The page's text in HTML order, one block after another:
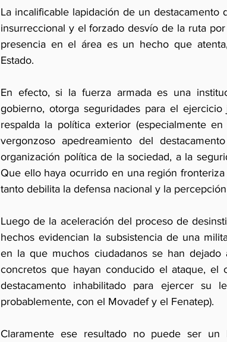
La incalificable lapidación de un
insurreccional y el forzado desvío de la ruta
presencia en el área es un hecho que
Estado.
En efecto, si la fuerza armada es una
gobierno, otorga seguridades para el
respalda la política exterior (especialmente
vergonzoso apedreamiento del
organización política de la sociedad, a la
Que ello haya ocurrido en una región
tanto debilita la defensa nacional y la
Luego de la aceleración del proceso de
hechos evidencian la subsistencia de una
en la que muchos ciudadanos se han dejado
concretos que hayan conducido el ataque,
destacamento inhabilitado para ejercer su
probablemente, con el Movadef y el Fenatep).
Claramente ese resultado no puede ser